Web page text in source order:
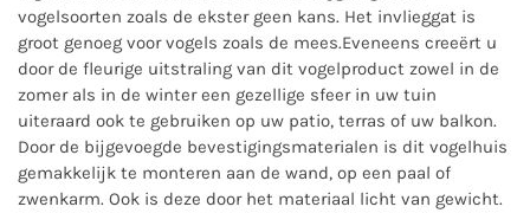
vogelsoorten zoals de ekster geen kans. Het invlieggat is
groot genoeg voor vogels zoals de mees.Eveneens creeërt u
door de fleurige uitstraling van dit vogelproduct zowel in de
zomer als in de winter een gezellige sfeer in uw tuin
uiteraard ook te gebruiken op uw patio, terras of uw balkon.
Door de bijgevoegde bevestigingsmaterialen is dit vogelhuis
gemakkelijk te monteren aan de wand, op een paal of
zwenkarm. Ook is deze door het materiaal licht van gewicht.